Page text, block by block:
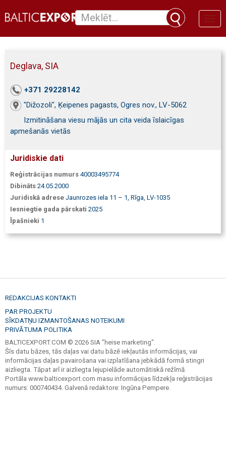
Deglava, SIA
+371 29228142
"Dižozoli", Ķeipenes pagasts, Ogres nov., LV-5062
Izmitināšana viesu mājās un cita veida īslaicīgas
apmešanās vietās
Juridiskie dati
Reģistrācijas numurs 40003495774
Dibināts 24.05.2000
Juridiskā adrese Jaunrozes iela 11 – 1, Rīga, LV-1035
Iesniegtie gada pārskati 2025
Īpašnieki 1
REDAKCIJAS KONTAKTI
PAR PROJEKTU
SĪKDATŅU IZMANTOŠANAS NOTEIKUMI
PRIVĀTUMA POLITIKA
BALTICEXPORT.COM © 2026 SIA "heise marketing".
Šīs datu bāzes, tās daļas vai datu bāzē iekļautās informācijas, vai
informācijas daļas pavairošana vai izplatīšana jebkādā formā stingri
aizliegta. Tāpat arī ir aizliegta lejupielāde automātiskā režīmā.
Portāla www.balticexport.com masu informācijas līdzekļa reģistrācijas
numurs: 000740434. Galvenā redaktore: Ingūna Pempere.